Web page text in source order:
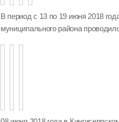
В период с 13 по 19 июня 2018
муниципального района